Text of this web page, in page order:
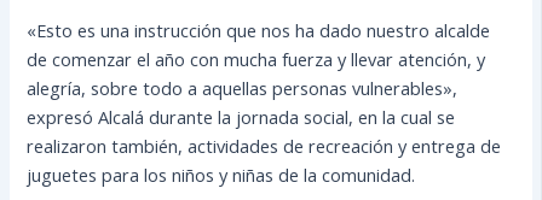
«Esto es una instrucción que nos ha dado nuestro alcalde
de comenzar el año con mucha fuerza y llevar atención, y
alegría, sobre todo a aquellas personas vulnerables»,
expresó Alcalá durante la jornada social, en la cual se
realizaron también, actividades de recreación y entrega de
juguetes para los niños y niñas de la comunidad.